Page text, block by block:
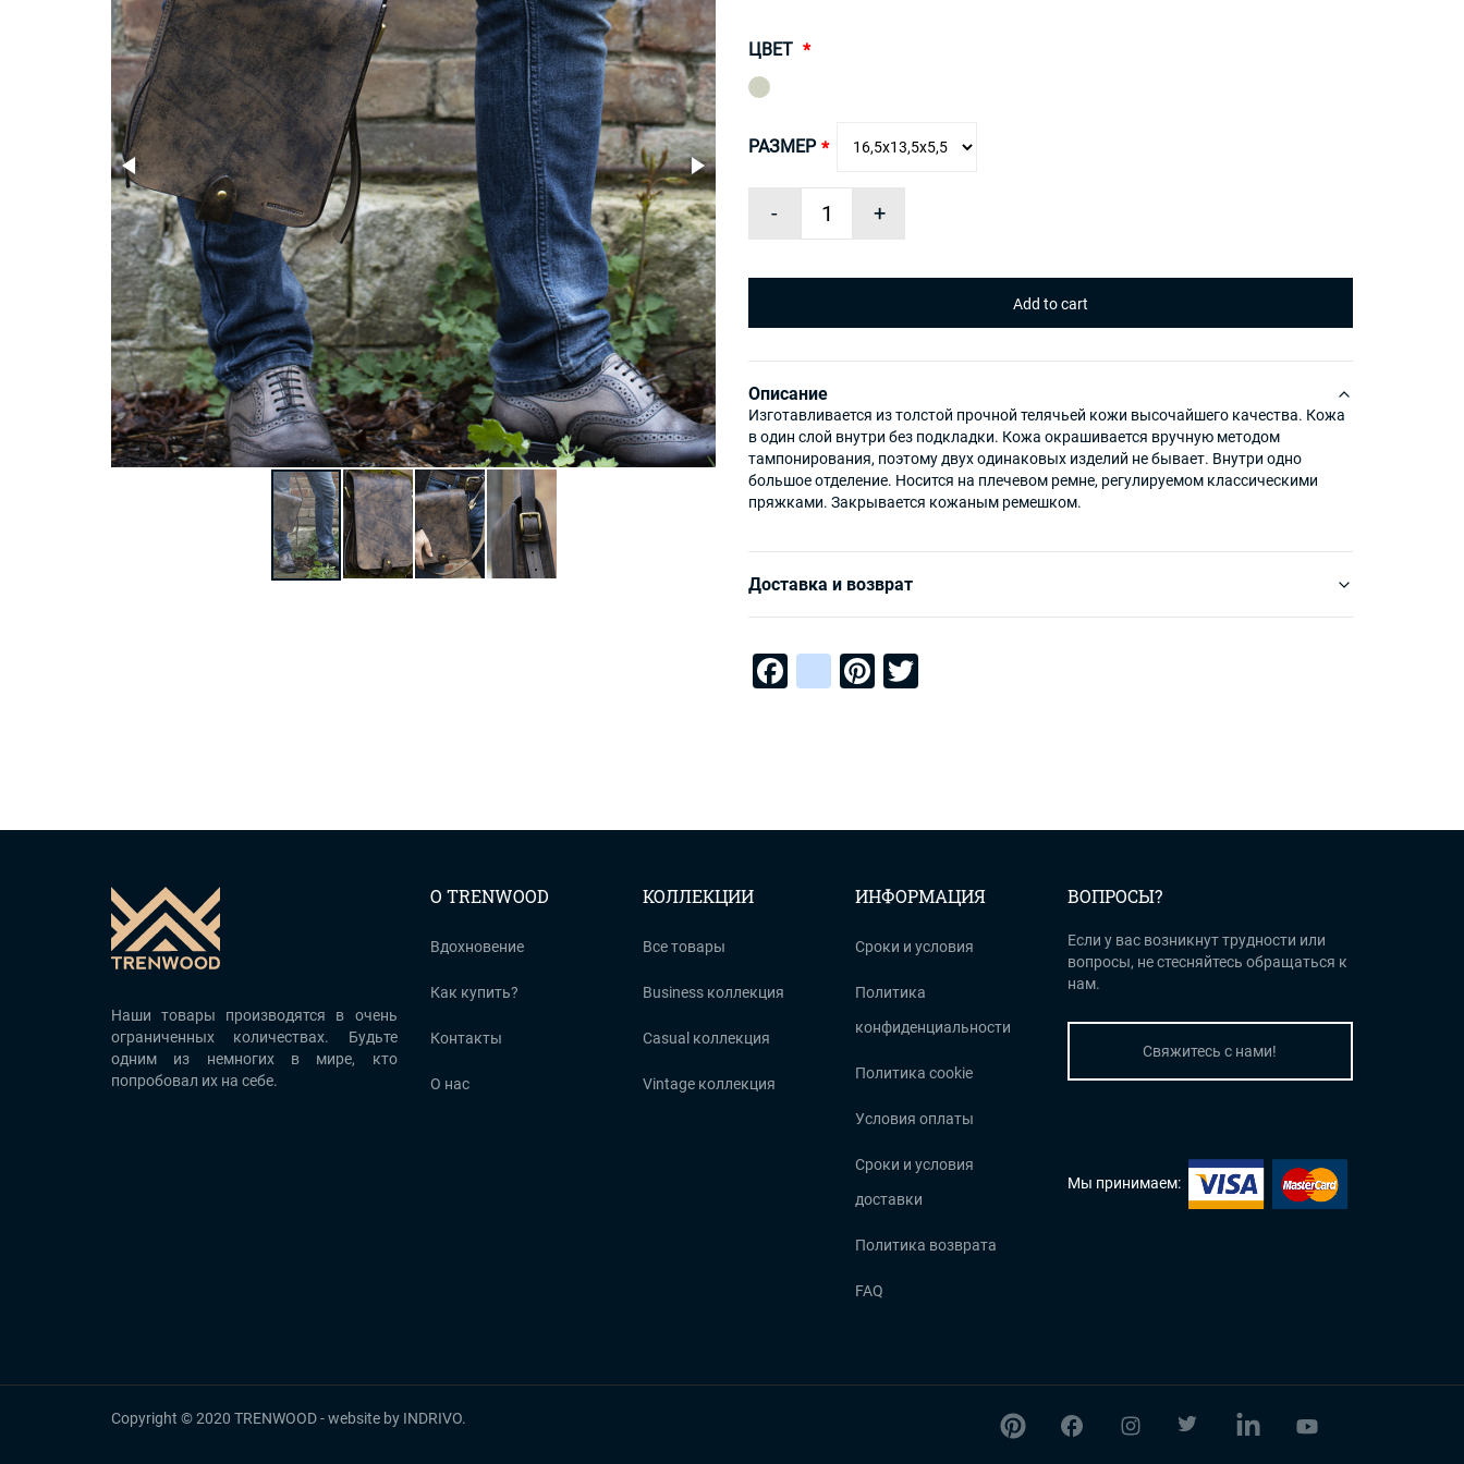
ЦВЕТ
РАЗМЕР
- +
Описание
Изготавливается из толстой прочной телячьей кожи высочайшего качества. Кожа
в один слой внутри без подкладки. Кожа окрашивается вручную методом
тампонирования, поэтому двух одинаковых изделий не бывает. Внутри одно
большое отделение. Носится на плечевом ремне, регулируемом классическими
пряжками. Закрывается кожаным ремешком.
Доставка и возврат
Facebook
instagram
Pinterest
Наши товары производятся в очень
ограниченных количествах. Будьте
одним из немногих в мире, кто
попробовал их на себе.
О TRENWOOD
Вдохновение
Как купить?
Контакты
О нас
КОЛЛЕКЦИИ
Все товары
Business коллекция
Casual коллекция
Vintage коллекция
ИНФОРМАЦИЯ
Сроки и условия
Политика
конфиденциальности
Политика cookie
Условия оплаты
Сроки и условия
доставки
Политика возврата
FAQ
ВОПРОСЫ?
Если у вас возникнут трудности или
вопросы, не стесняйтесь обращаться к
нам.
Свяжитесь с нами!
Мы принимаем:
Copyright © 2020 TRENWOOD - website by INDRIVO.